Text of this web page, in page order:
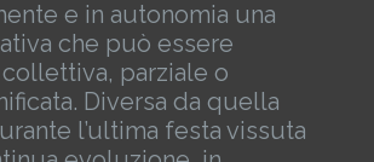
e in autonomia una
che può essere
parziale o
Diversa da quella
l’ultima festa vissuta